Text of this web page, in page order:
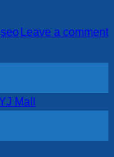
seo
Leave a comment
Mall